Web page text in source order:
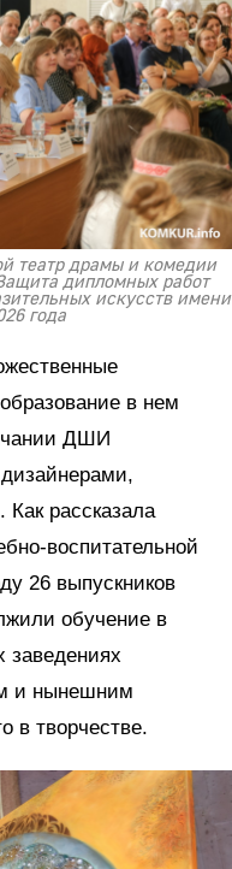
театр драмы и комедии
дипломных работ
искусств имени
года
в нем
ДШИ
рассказала
воспитательной
26 выпускников
обучение в
и нынешним
в творчестве.